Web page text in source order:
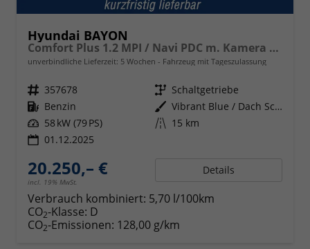
Hyundai BAYON
Comfort Plus 1.2 MPI / Navi PDC m. Kamera Klimaautom./ LED Sitz & Lenkr.Heiz/ Alu16
unverbindliche Lieferzeit: 5 Wochen Fahrzeug mit Tageszulassung
Fahrzeugnr. 357678 Getriebe Schaltgetriebe
Kraftstoff Benzin Außenfarbe
Vibrant Blue / Dach Schwarz
Leistung 58 kW (79 PS) Kilometerstand 15 km
01.12.2025
20.250,– €
incl. 19% MwSt.
Details
Verbrauch kombiniert: 5,70 l/100km
CO2-Klasse: D
CO2-Emissionen: 128,00 g/km